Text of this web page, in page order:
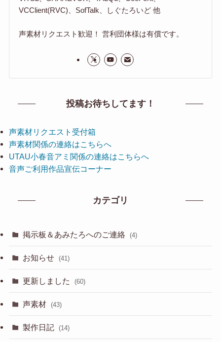
VCClient(RVC)、SofTalk、しぐたろいど 他
声素材リクエスト歓迎！ 営利団体様は有償です。
投稿お待ちしてます！
声素材リクエスト受付箱
声素材関係の連絡はこちらへ
UTAU小春音アミ関係の連絡はこちらへ
音声ご利用作品宣伝コーナー
カテゴリ
掲示板＆あみたろへのご連絡 (4)
お知らせ (41)
更新しました (60)
声素材 (43)
製作日記 (14)